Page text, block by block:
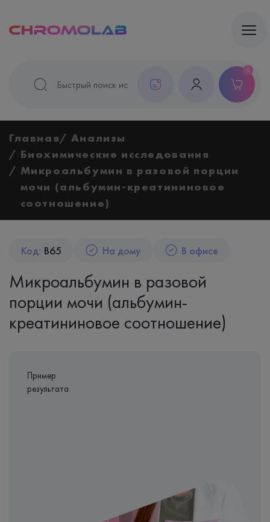
0
Главная
Анализы
Биохимические исследования
Микроальбумин в разовой порции
мочи (альбумин-креатининовое
соотношение)
Код: B65 На дому В офисе
Микроальбумин в разовой
порции мочи (альбумин-
креатининовое соотношение)
Пример
результата